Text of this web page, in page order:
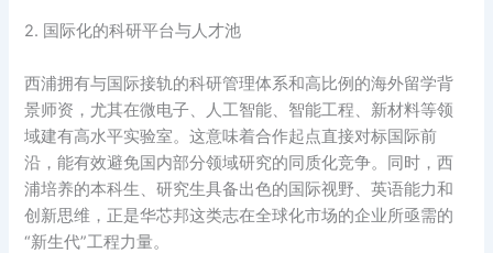
2. 国际化的科研平台与人才池
西浦拥有与国际接轨的科研管理体系和高比例的海外留学背
景师资，尤其在微电子、人工智能、智能工程、新材料等领
域建有高水平实验室。这意味着合作起点直接对标国际前
沿，能有效避免国内部分领域研究的同质化竞争。同时，西
浦培养的本科生、研究生具备出色的国际视野、英语能力和
创新思维，正是华芯邦这类志在全球化市场的企业所亟需的
“新生代”工程力量。